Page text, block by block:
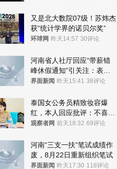
又是北大数院07级！苏炜杰
获“统计学界的诺贝尔奖”
环球网 昨天14:57 30评论
河南省人社厅回应“带薪错
峰休假通知”引关注：表述
不够准确，待修改后印发
界面新闻 昨天15:41 38评论
泰国女公务员精致妆容爆
红，本人回应批评：不喜欢
就别看
观察者网 前天18:32 69评论
河南“三支一扶”笔试成绩作
废，8月22日重新组织笔试
界面新闻 昨天17:30 118评论